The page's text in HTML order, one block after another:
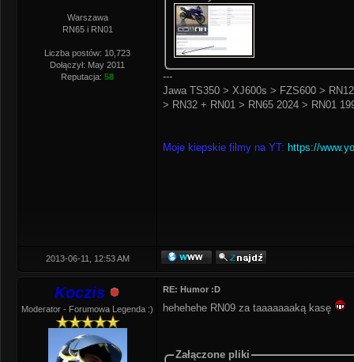
Warszawa
RN65 i RN01
Liczba postów: 10,723
Dołączył: May 2011
Reputacja: 58
---
Jawa TS350 > XJ600s > FZS600 >
> RN32 + RN01 > RN65 2024 > RN01
Moje kiepskie filmy na YT: https://
2013-06-11, 12:53 AM
Koczis
Moderator - Forumowa Legenda :)
RE: Humor :D
hehehehe RN09 za taaaaaaaką kasę
Załączone pliki